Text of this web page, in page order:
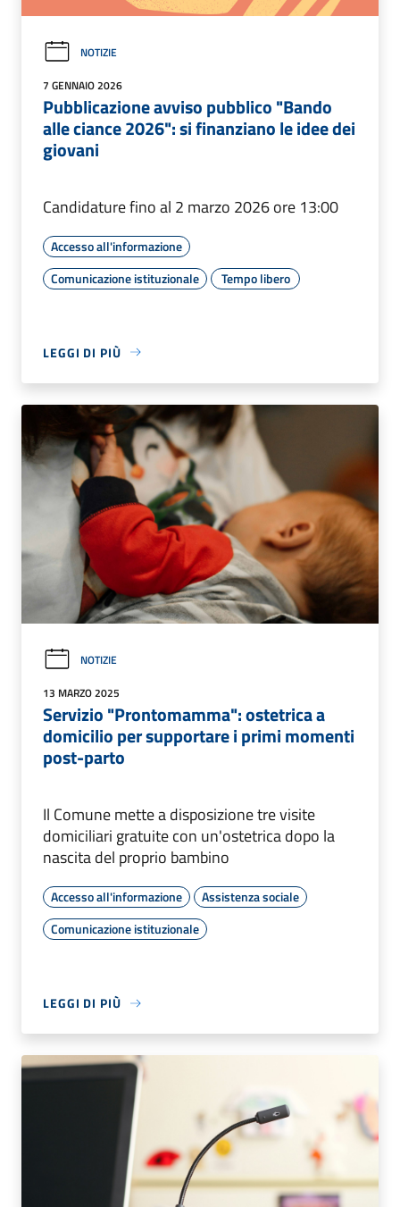
NOTIZIE
7 GENNAIO 2026
Pubblicazione avviso pubblico "Bando
alle ciance 2026": si finanziano le idee dei
giovani
Candidature fino al 2 marzo 2026 ore 13:00
Accesso all'informazione
Comunicazione istituzionale
Tempo libero
LEGGI DI PIÙ
NOTIZIE
13 MARZO 2025
Servizio "Prontomamma": ostetrica a
domicilio per supportare i primi momenti
post-parto
Il Comune mette a disposizione tre visite
domiciliari gratuite con un'ostetrica dopo la
nascita del proprio bambino
Accesso all'informazione
Assistenza sociale
Comunicazione istituzionale
LEGGI DI PIÙ